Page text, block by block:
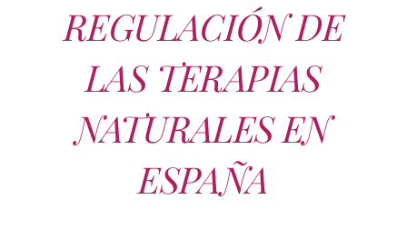
REGULACIÓN DE
LAS TERAPIAS
NATURALES EN
ESPAÑA